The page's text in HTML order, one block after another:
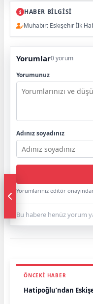
HABER BİLGİSİ
Muhabir: Eskişehir İlk
Yorumlar0 yorum
Yorumunuz
Adınız soyadınız
Yorumlarınız editör
Bu habere henüz yorum
ÖNCEKI HABER
Hatipoğlu’ndan